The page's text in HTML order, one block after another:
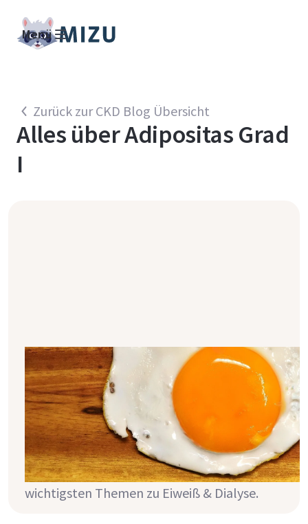
Menü
Zurück zur CKD Blog Übersicht
Alles überAdipositas Grad
I
Eiweiß & Dialyse: die Grundlagen
Eiweiß (=auch Protein genannt) sind die
Baustoffe unseres Körpers. Da bei Dialyse ein
Teil der aufgenommenen Eiweiß direkt
wieder ausgeschieden wird, solltest du als
Dialysepatient vermehrt Eiweiß zu dir
nehmen. In diesem Artikel findest du die
wichtigsten Themen zu Eiweiß & Dialyse.